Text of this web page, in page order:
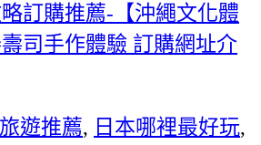
訂購推薦-【沖繩文化體
司手作體驗 訂購網址介
遊推薦, 日本哪裡最好玩,